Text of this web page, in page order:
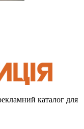
каталог для